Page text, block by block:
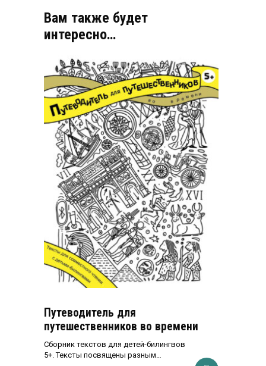
Вам также будет
интересно…
Путеводитель для
путешественников во времени
Сборник текстов для детей-билингвов
5+. Тексты посвящены разным…